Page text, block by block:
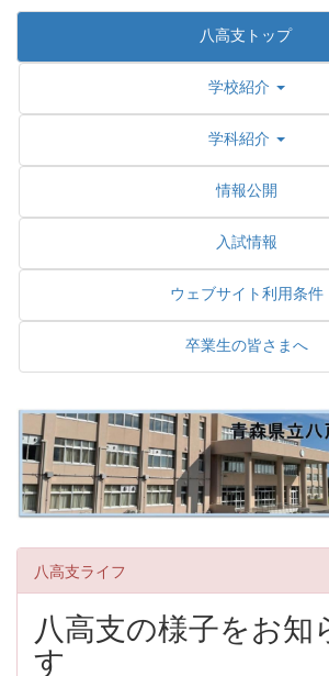
八高支トップ
学校紹介
学科紹介
情報公開
入試情報
ウェブサイト利用条件
卒業生の皆さまへ
八高支ライフ
八高支の様子をお知
す